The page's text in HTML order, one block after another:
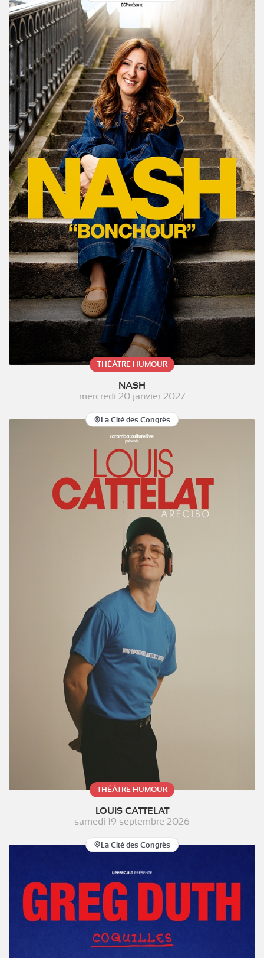
THÉÂTRE HUMOUR
NASH
mercredi 20 janvier 2027
La Cité des Congrès
THÉÂTRE HUMOUR
LOUIS CATTELAT
samedi 19 septembre 2026
La Cité des Congrès